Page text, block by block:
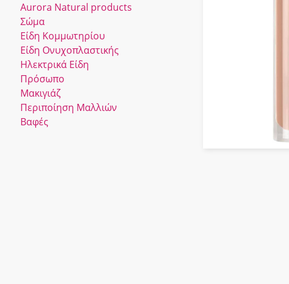
Αurora Νatural products
Σώμα
Είδη Κομμωτηρίου
Είδη Ονυχοπλαστικής
Ηλεκτρικά Είδη
Πρόσωπο
Μακιγιάζ
Περιποίηση Μαλλιών
Βαφές